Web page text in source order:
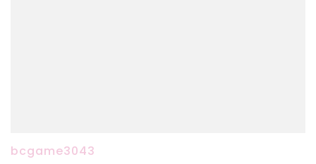
bcgame3043